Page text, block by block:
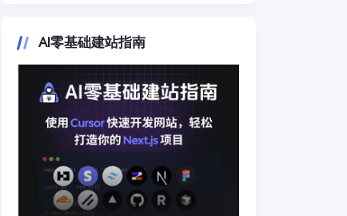
AI零基础建站指南